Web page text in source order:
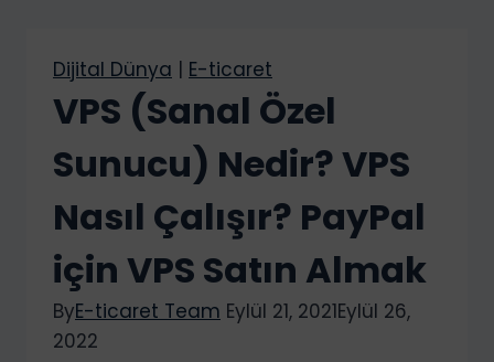
Dijital Dünya | E-ticaret
VPS (Sanal Özel
Sunucu) Nedir? VPS
Nasıl Çalışır? PayPal
için VPS Satın Almak
ByE-ticaret Team Eylül 21, 2021Eylül 26,
2022